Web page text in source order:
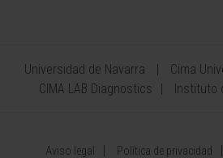
Universidad de Navarra
Cima
CIMA LAB Diagnostics
Instituto
Aviso legal Política de privacidad